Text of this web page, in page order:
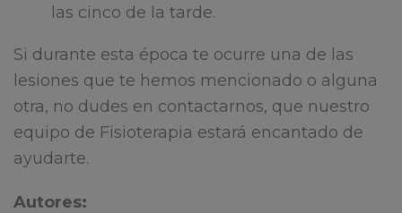
las cinco de la tarde.
Si durante esta época te ocurre una de las
lesiones que te hemos mencionado o alguna
otra, no dudes en contactarnos, que nuestro
equipo de Fisioterapia estará encantado de
ayudarte.
Autores: